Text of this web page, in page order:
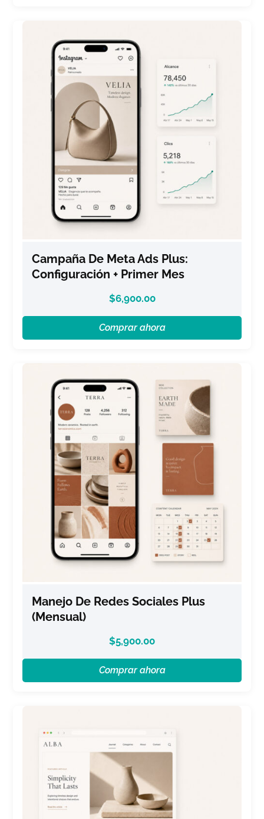
Campaña De Meta Ads Plus:
Configuración + Primer Mes
$6,900.00
Comprar ahora
Manejo De Redes Sociales Plus
(Mensual)
$5,900.00
Comprar ahora